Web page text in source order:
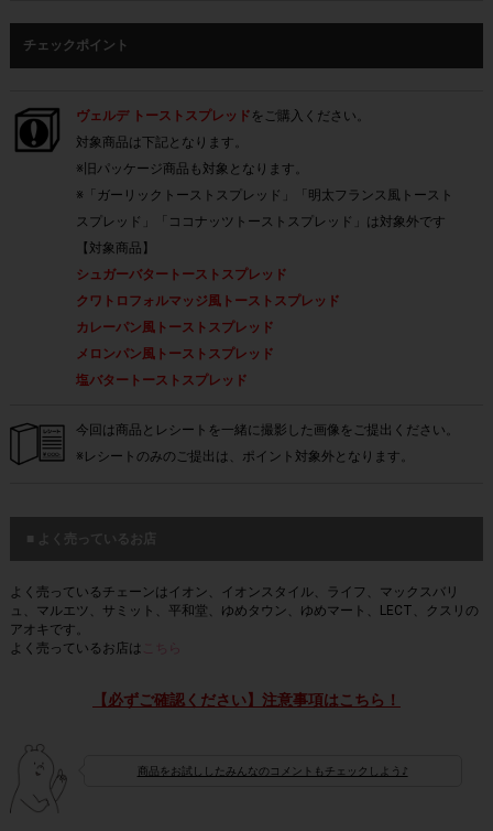
チェックポイント
ヴェルデ トーストスプレッド をご購入ください。
対象商品は下記となります。
※旧パッケージ商品も対象となります。
※「ガーリックトーストスプレッド」「明太フランス風トースト
スプレッド」「ココナッツトーストスプレッド」は対象外です
【対象商品】
シュガーバタートーストスプレッド
クワトロフォルマッジ風トーストスプレッド
カレーパン風トーストスプレッド
メロンパン風トーストスプレッド
塩バタートーストスプレッド
今回は商品とレシートを一緒に撮影した画像をご提出ください。
※レシートのみのご提出は、ポイント対象外となります。
■ よく売っているお店
よく売っているチェーンはイオン、イオンスタイル、ライフ、マックスバリ
ュ、マルエツ、サミット、平和堂、ゆめタウン、ゆめマート、LECT、クスリの
アオキです。
よく売っているお店は
こちら
【必ずご確認ください】注意事項はこちら！
商品をお試ししたみんなのコメントもチェックしよう♪